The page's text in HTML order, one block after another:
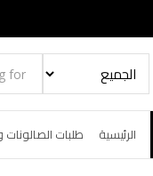
الرئيسية طلبات الصالونات